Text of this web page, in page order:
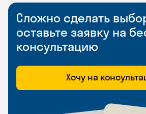
Сложно сделать
оставьте заявку на
консультацию
Хочу на